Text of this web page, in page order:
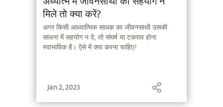
मिले तो क्या करें?
अगर किसी आध्यात्मिक साधक का जीवनसाथी उसकी
साधना में सहयोग न दे, तो संघर्ष या टकराव होना
स्वाभाविक है। ऐसे में क्या करना चाहिए?
Jan 2, 2023